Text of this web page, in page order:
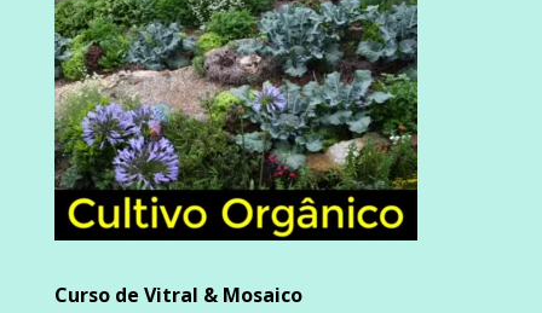
Curso de Vitral & Mosaico